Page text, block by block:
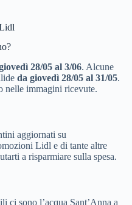
28/05 al 3/06. Alcune
da giovedì 28/05 al 31/05.
nelle immagini ricevute.
aggiornati su
Lidl e di tante altre
a risparmiare sulla spesa.
ci sono l’acqua Sant’Anna a